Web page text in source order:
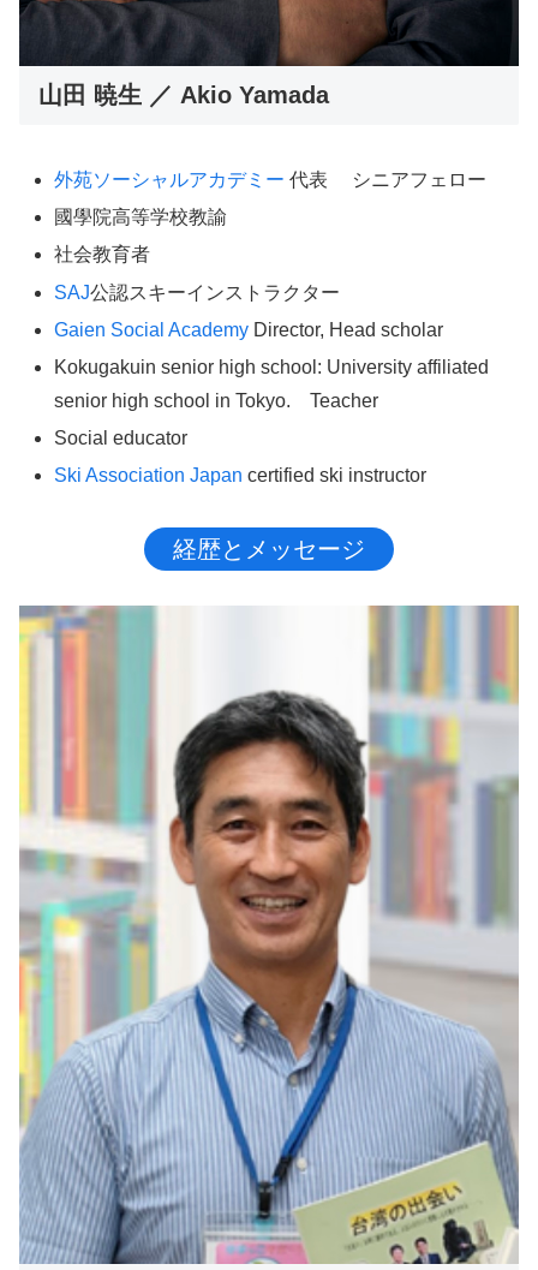
山田 暁生 ／ Akio Yamada
外苑ソーシャルアカデミー 代表 シニアフェロー
國學院高等学校教諭
社会教育者
SAJ公認スキーインストラクター
Gaien Social Academy Director, Head scholar
Kokugakuin senior high school: University affiliated
senior high school in Tokyo. Teacher
Social educator
Ski Association Japan certified ski instructor
経歴とメッセージ